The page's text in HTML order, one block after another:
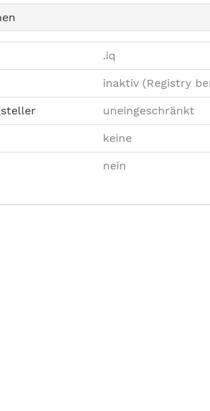
.iq
inaktiv (Registry
uneingeschränkt
keine
nein